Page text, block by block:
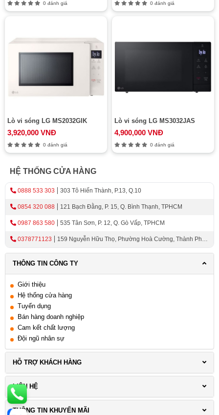
0 đánh giá 0 đánh giá
Lò vi sóng LG MS2032GIK
3,920,000 VNĐ
0 đánh giá
Lò vi sóng LG MS3032JAS
4,900,000 VNĐ
0 đánh giá
HỆ THỐNG CỬA HÀNG
0888 533 303 303 Tô Hiến Thành, P.13, Q.10
0854 320 088 121 Bạch Đằng, P. 15, Q. Bình Thạnh, TPHCM
0987 863 580 535 Tân Sơn, P. 12, Q. Gò Vấp, TPHCM
0378771123
159 Nguyễn Hữu Thọ, Phường Hoà Cường, Thành Phố
THÔNG TIN CÔNG TY
Giới thiệu
Hệ thống cửa hàng
Tuyển dụng
Bán hàng doanh nghiệp
Cam kết chất lượng
Đội ngũ nhân sự
HỖ TRỢ KHÁCH HÀNG
LIÊN HỆ
THÔNG TIN KHUYẾN MÃI